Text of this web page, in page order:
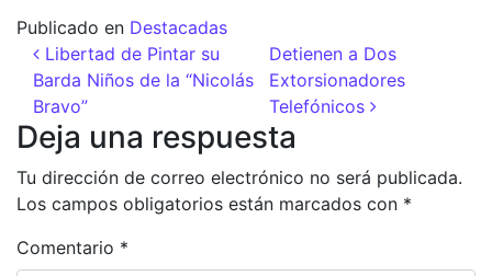
Publicado en Destacadas
Navegación de entradas
Libertad de Pintar su
Barda Niños de la “Nicolás
Bravo”
Detienen a Dos
Extorsionadores
Telefónicos
Deja una respuesta
Tu dirección de correo electrónico no será publicada.
Los campos obligatorios están marcados con *
Comentario *